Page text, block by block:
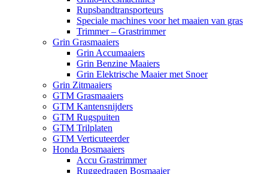
Rupsbandtransporteurs
Speciale machines voor het maaien van gras
Trimmer – Grastrimmer
Grin Grasmaaiers
Grin Accumaaiers
Grin Benzine Maaiers
Grin Elektrische Maaier met Snoer
Grin Zitmaaiers
GTM Grasmaaiers
GTM Kantensnijders
GTM Rugspuiten
GTM Trilplaten
GTM Verticuteerder
Honda Bosmaaiers
Accu Grastrimmer
Ruggedragen Bosmaaier